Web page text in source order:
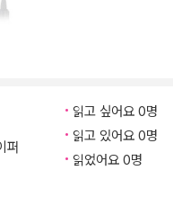
퍼
읽고 싶어요 0명
읽고 있어요 0명
읽었어요 0명